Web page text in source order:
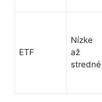
ETF
Nízke
až
stredné